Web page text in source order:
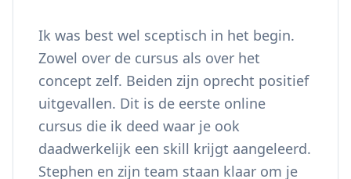
Ik was best wel sceptisch in het begin.
Zowel over de cursus als over het
concept zelf. Beiden zijn oprecht positief
uitgevallen. Dit is de eerste online
cursus die ik deed waar je ook
daadwerkelijk een skill krijgt aangeleerd.
Stephen en zijn team staan klaar om je